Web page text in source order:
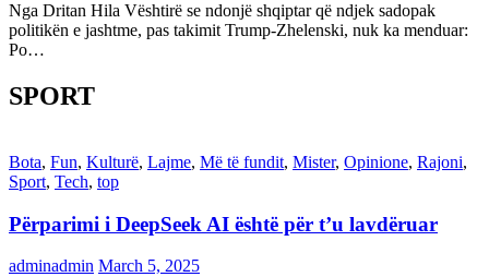
Nga Dritan Hila Vështirë se ndonjë shqiptar që ndjek sadopak
politikën e jashtme, pas takimit Trump-Zhelenski, nuk ka menduar:
Po…
SPORT
Bota, Fun, Kulturë, Lajme, Më të fundit, Mister, Opinione, Rajoni,
Sport, Tech, top
Përparimi i DeepSeek AI është për t’u lavdëruar
adminadmin March 5, 2025